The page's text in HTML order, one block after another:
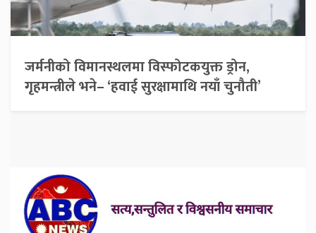
जर्मनीको विमानस्थलमा विस्फोटकयुक्त ड्रोन,
गृहमन्त्रीले भने– ‘हवाई सुरक्षामाथि नयाँ चुनौती’